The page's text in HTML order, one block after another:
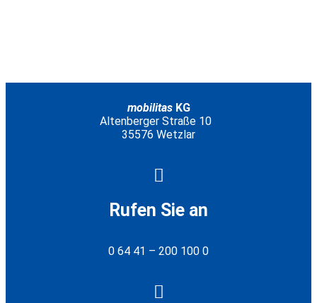
mobilitasKG
Altenberger Straße 10
35576 Wetzlar
Rufen Sie an
0 64 41 – 200 100 0